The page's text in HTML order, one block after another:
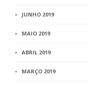
JUNHO 2019
MAIO 2019
ABRIL 2019
MARÇO 2019